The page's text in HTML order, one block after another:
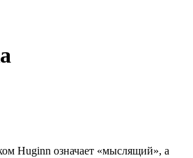
Huginn означает «мыслящий», а